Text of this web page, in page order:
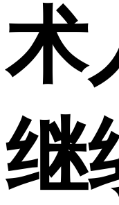
术
继